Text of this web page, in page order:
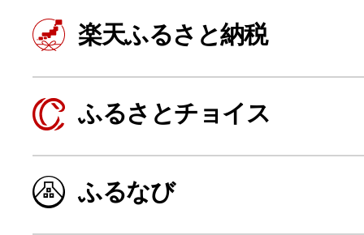
よく見られている返礼品
楽天ふるさと納税
ふるさとチョイス
ふるなび